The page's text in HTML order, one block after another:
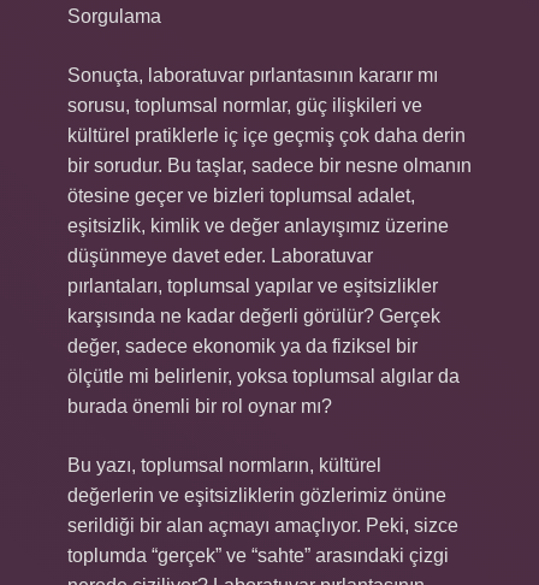
Sorgulama
Sonuçta, laboratuvar pırlantasının kararır mı
sorusu, toplumsal normlar, güç ilişkileri ve
kültürel pratiklerle iç içe geçmiş çok daha derin
bir sorudur. Bu taşlar, sadece bir nesne olmanın
ötesine geçer ve bizleri toplumsal adalet,
eşitsizlik, kimlik ve değer anlayışımız üzerine
düşünmeye davet eder. Laboratuvar
pırlantaları, toplumsal yapılar ve eşitsizlikler
karşısında ne kadar değerli görülür? Gerçek
değer, sadece ekonomik ya da fiziksel bir
ölçütle mi belirlenir, yoksa toplumsal algılar da
burada önemli bir rol oynar mı?
Bu yazı, toplumsal normların, kültürel
değerlerin ve eşitsizliklerin gözlerimiz önüne
serildiği bir alan açmayı amaçlıyor. Peki, sizce
toplumda “gerçek” ve “sahte” arasındaki çizgi